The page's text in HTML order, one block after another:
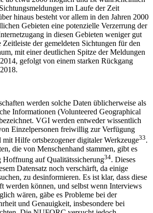
im Laufe der Zeit
hinaus besteht vor allem in den Jahren 2000
Gebieten eine potenzielle Verzerrung der
in diesen Gebieten weniger gut
der gemeldeten Sichtungen für den
mit einer deutlichen Spitze der Meldungen
gefolgt von einem starken Rückgang
werden solche Daten üblicherweise als
Informationen (Volunteered Geographical
VGI werden entweder wissentlich
Einzelpersonen freiwillig zur Verfügung
mit Hilfe ortsbezogener digitaler Werkzeuge33.
die von Menschenhand stammen, gibt es
auf Qualitätssicherung34. Dieses
Datensatz noch verschärft, da einige
zu desinformieren. Es ist klar, dass diese
werden können, und selbst wenn Interviews
wären, gäbe es Probleme bei der
und Genauigkeit, insbesondere bei